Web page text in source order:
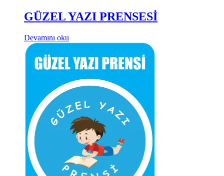
GÜZEL YAZI PRENSESİ
Devamını oku